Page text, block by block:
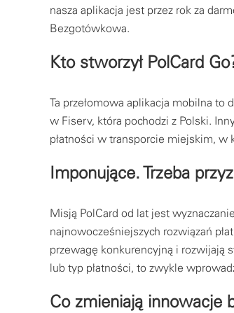
nasza aplikacja jest przez rok za
Bezgotówkowa.
Kto stworzył PolCard
Ta przełomowa aplikacja mobilna to
w Fiserv, która pochodzi z Polski.
płatności w transporcie miejskim, w
Imponujące. Trzeba
Misją PolCard od lat jest
najnowocześniejszych rozwiązań
przewagę konkurencyjną i rozwijają
lub typ płatności, to zwykle
Co zmieniają innowacje